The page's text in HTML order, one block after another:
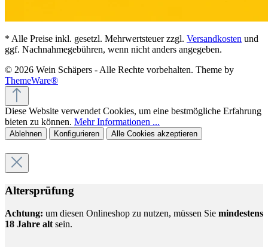
* Alle Preise inkl. gesetzl. Mehrwertsteuer zzgl. Versandkosten und
ggf. Nachnahmegebühren, wenn nicht anders angegeben.
© 2026 Wein Schäpers - Alle Rechte vorbehalten. Theme by
ThemeWare®
Diese Website verwendet Cookies, um eine bestmögliche Erfahrung
bieten zu können. Mehr Informationen ...
Ablehnen Konfigurieren Alle Cookies akzeptieren
Altersprüfung
Achtung: um diesen Onlineshop zu nutzen, müssen Sie mindestens
18 Jahre alt sein.